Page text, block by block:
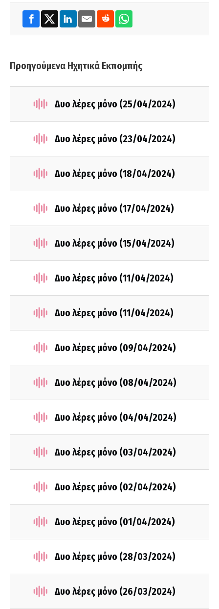
Προηγούμενα Ηχητικά Εκπομπής
Δυο λέρες μόνο (25/04/2024)
Δυο λέρες μόνο (23/04/2024)
Δυο λέρες μόνο (18/04/2024)
Δυο λέρες μόνο (17/04/2024)
Δυο λέρες μόνο (15/04/2024)
Δυο λέρες μόνο (11/04/2024)
Δυο λέρες μόνο (11/04/2024)
Δυο λέρες μόνο (09/04/2024)
Δυο λέρες μόνο (08/04/2024)
Δυο λέρες μόνο (04/04/2024)
Δυο λέρες μόνο (03/04/2024)
Δυο λέρες μόνο (02/04/2024)
Δυο λέρες μόνο (01/04/2024)
Δυο λέρες μόνο (28/03/2024)
Δυο λέρες μόνο (26/03/2024)